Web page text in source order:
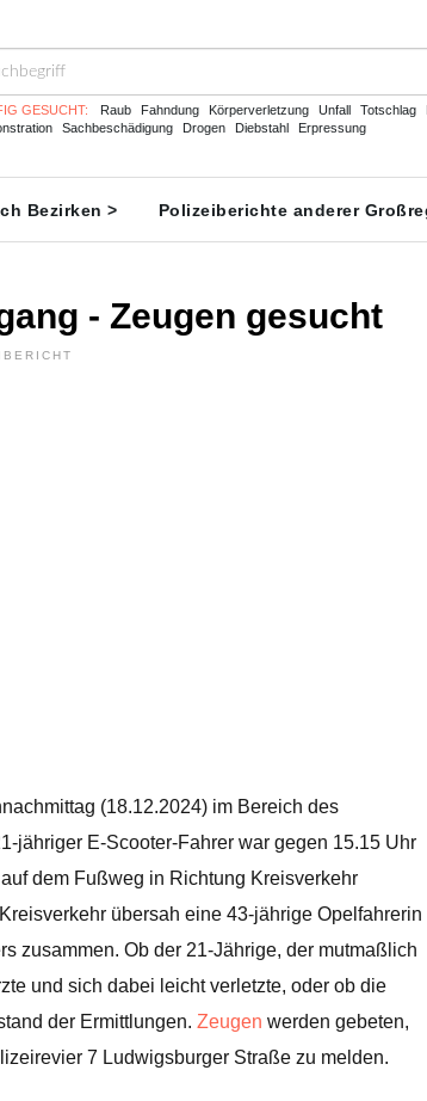
GESUCHT: Raub Fahndung Körperverletzung Unfall Totschlag
Sachbeschädigung Drogen Diebstahl Erpressung
Bezirken > Polizeiberichte anderer
- Zeugen gesucht
(18.12.2024) im Bereich des
jähriger E-Scooter-Fahrer war gegen 15.15 Uhr
dem Fußweg in Richtung Kreisverkehr
übersah eine 43-jährige Opelfahrerin
zusammen. Ob der 21-Jährige, der mutmaßlich
und sich dabei leicht verletzte, oder ob die
der Ermittlungen. Zeugen werden gebeten,
7 Ludwigsburger Straße zu melden.